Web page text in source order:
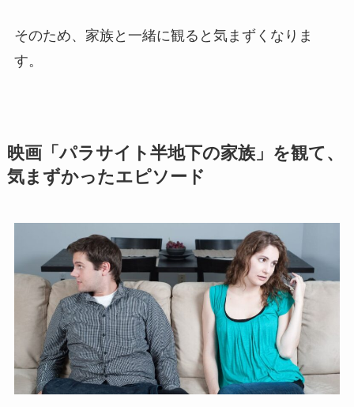
そのため、家族と一緒に観ると気まずくなりま
す。
映画「パラサイト半地下の家族」を観て、
気まずかったエピソード